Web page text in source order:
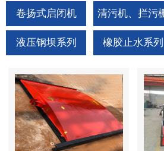
卷扬式启闭机 清污机、拦污
液压钢坝系列 橡胶止水系列